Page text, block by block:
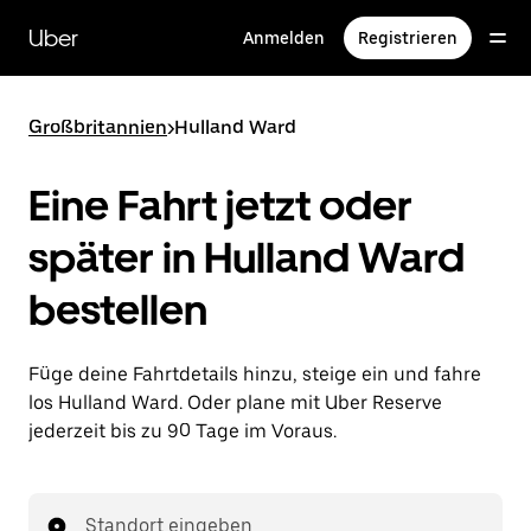
zum
Hauptinhalt
Uber Anmelden Registrieren
Großbritannien>Hulland Ward
Eine Fahrt jetzt oder
später in Hulland Ward
bestellen
Füge deine Fahrtdetails hinzu, steige ein und fahre
los Hulland Ward. Oder plane mit Uber Reserve
jederzeit bis zu 90 Tage im Voraus.
Standort eingeben